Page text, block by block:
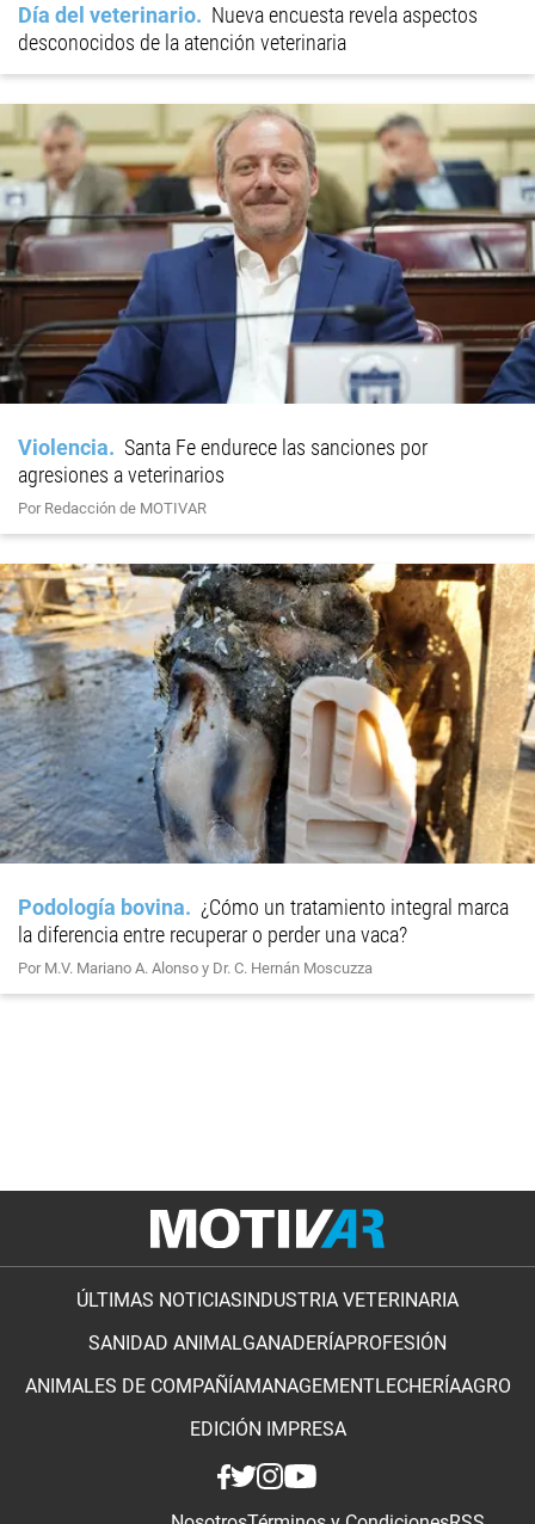
Día del veterinario
Nueva encuesta revela aspectos
desconocidos de la atención veterinaria
Violencia
Santa Fe endurece las sanciones por
agresiones a veterinarios
Por Redacción de MOTIVAR
Podología bovina
¿Cómo un tratamiento integral marca
la diferencia entre recuperar o perder una vaca?
Por M.V. Mariano A. Alonso y Dr. C. Hernán Moscuzza
ÚLTIMAS NOTICIAS INDUSTRIA VETERINARIA
SANIDAD ANIMALGANADERÍAPROFESIÓN
ANIMALES DE COMPAÑÍAMANAGEMENTLECHERÍAAGRO
EDICIÓN IMPRESA